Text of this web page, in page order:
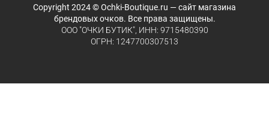
Copyright 2024 © Ochki-Boutique.ru — сайт магазина
брендовых очков. Все права защищены.
ООО "ОЧКИ БУТИК", ИНН: 9715480390
ОГРН: 1247700307513